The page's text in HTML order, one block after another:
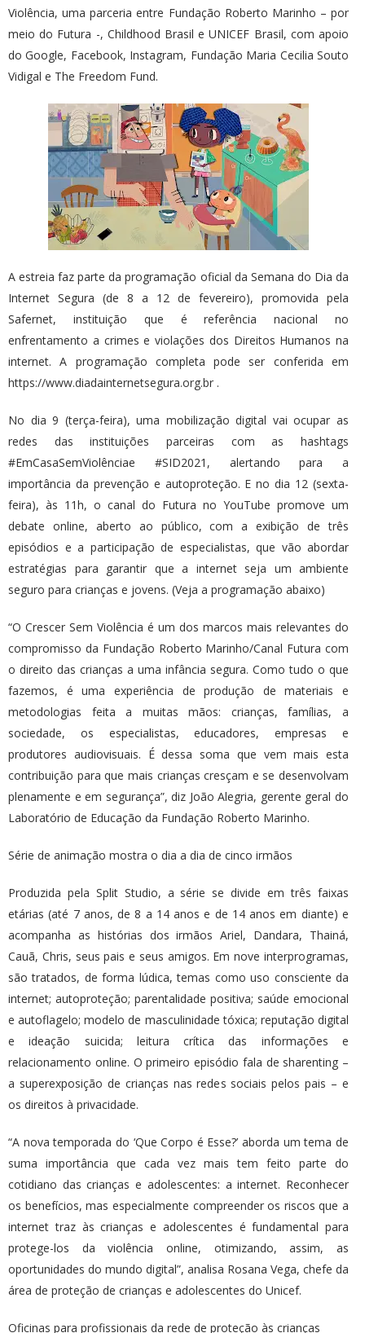
Violência, uma parceria entre Fundação Roberto Marinho – por
meio do Futura -, Childhood Brasil e UNICEF Brasil, com apoio
do Google, Facebook, Instagram, Fundação Maria Cecilia Souto
Vidigal e The Freedom Fund.
A estreia faz parte da programação oficial da Semana do Dia da
Internet Segura (de 8 a 12 de fevereiro), promovida pela
Safernet, instituição que é referência nacional no
enfrentamento a crimes e violações dos Direitos Humanos na
internet. A programação completa pode ser conferida em
https://www.diadainternetsegura.org.br .
No dia 9 (terça-feira), uma mobilização digital vai ocupar as
redes das instituições parceiras com a​s hashtags
#EmCasaSemViolência​e #SID2021, alertando para a
importância da prevenção e autoproteção. E no dia 12 (sexta-
feira), às 11h, o canal do Futura no YouTube promove um
debate online, aberto ao público, com a exibição de três
episódios e a participação de especialistas, que vão abordar
estratégias para garantir que a internet seja um ambiente
seguro para crianças e jovens. (Veja a programação abaixo)
“O Crescer Sem Violência é um dos marcos mais relevantes do
compromisso da Fundação Roberto Marinho/Canal Futura com
o direito das crianças a uma infância segura. Como tudo o que
fazemos, é uma experiência de produção de materiais e
metodologias feita a muitas mãos: crianças, famílias, a
sociedade, os especialistas, educadores, empresas e
produtores audiovisuais. É dessa soma que vem mais esta
contribuição para que mais crianças cresçam e se desenvolvam
plenamente e em segurança”, diz João Alegria, gerente geral do
Laboratório de Educação da Fundação Roberto Marinho.
Série de animação mostra o dia a dia de cinco irmãos
Produzida pela Split Studio, a série se divide em três faixas
etárias (até 7 anos, de 8 a 14 anos e de 14 anos em diante) e
acompanha as histórias dos irmãos ​Ariel, Dandara, ​Thainá,
Cauã, Chris, seus pais e seus amigos. Em nove interprogramas,
são tratados, de forma lúdica, temas como uso consciente da
internet; autoproteção; parentalidade positiva; saúde emocional
e autoflagelo; modelo de masculinidade tóxica; reputação digital
e ideação suicida; leitura crítica das informações e
relacionamento online. O primeiro episódio fala de sharenting –
a superexposição de crianças nas redes sociais pelos pais – e
os direitos à privacidade.
“A nova temporada do ‘Que Corpo é Esse?’ aborda um tema de
suma importância que cada vez mais tem feito parte do
cotidiano das crianças e adolescentes: a internet. Reconhecer
os benefícios, mas especialmente compreender os riscos que a
internet traz às crianças e adolescentes é fundamental para
protege-los da violência online, otimizando, assim, as
oportunidades do mundo digital”, analisa Rosana Vega, chefe da
área de proteção de crianças e adolescentes do Unicef.
Oficinas para profissionais da rede de proteção às crianças